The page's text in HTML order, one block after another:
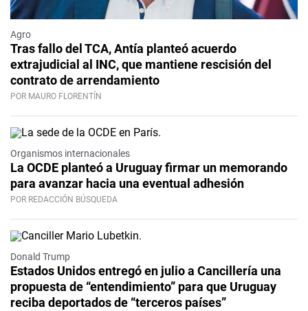
Agro
Tras fallo del TCA, Antía planteó acuerdo
extrajudicial al INC, que mantiene rescisión del
contrato de arrendamiento
POR MAURO FLORENTÍN
Organismos internacionales
La OCDE planteó a Uruguay firmar un memorando
para avanzar hacia una eventual adhesión
POR REDACCIÓN BÚSQUEDA
Donald Trump
Estados Unidos entregó en julio a Cancillería una
propuesta de “entendimiento” para que Uruguay
reciba deportados de “terceros países”